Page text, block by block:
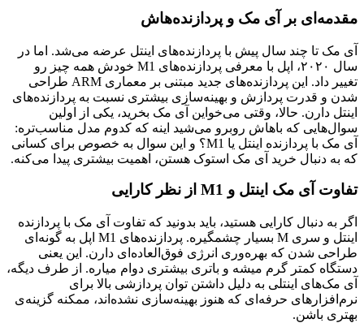
مقدمه‌ای بر آی مک و پردازنده‌هاش
آی مک تا چند سال پیش با پردازنده‌های اینتل عرضه می‌شد. اما در
سال ۲۰۲۰، اپل با معرفی پردازنده‌های M1 خودش همه چیز رو
تغییر داد. این پردازنده‌های جدید مبتنی بر معماری ARM طراحی
شدن و قدرت پردازش و بهینه‌سازی بیشتری نسبت به پردازنده‌های
اینتل دارن. حالا، وقتی می‌خواین آی مک بخرید، یکی از اولین
سوال‌هایی که باهاش روبرو می‌شید اینه که کدوم مدل مناسب‌تره:
آی مک با پردازنده اینتل یا M1؟ و این سوال به خصوص برای کسانی
که به دنبال خرید آی مک استوک هستن، اهمیت بیشتری پیدا می‌کنه.
تفاوت آی مک اینتل و M1 از نظر کارایی
اگر به دنبال کارایی هستید، باید بدونید که تفاوت آی مک با پردازنده
اینتل و سری M بسیار چشمگیره. پردازنده‌های M1 اپل به گونه‌ای
طراحی شدن که بهره‌وری انرژی فوق‌العاده‌ای دارن. این یعنی
دستگاه کمتر گرم میشه و باتری بیشتری دوام میاره. از طرف دیگه،
آی مک‌های اینتلی به دلیل داشتن توان پردازشی بالا برای
نرم‌افزارهای حرفه‌ای که هنوز بهینه‌سازی نشده‌اند، ممکنه گزینه‌ی
بهتری باشن.